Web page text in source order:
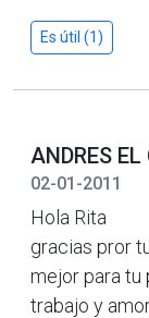
Es útil (1)
ANDRES EL
02-01-2011
Hola Rita
gracias pror
mejor para tu
trabajo y